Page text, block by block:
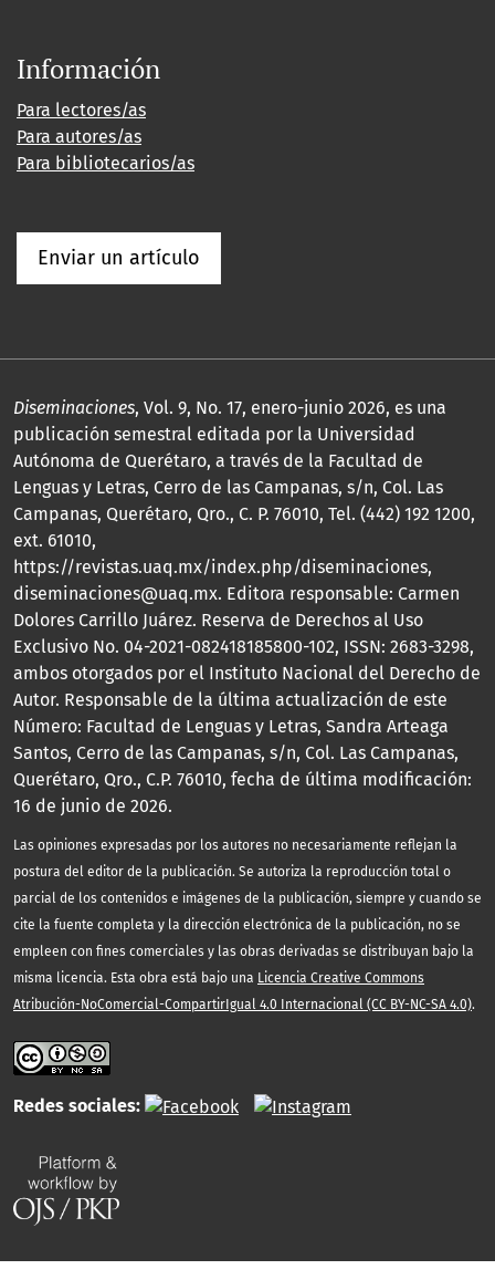
Información
Para lectores/as
Para autores/as
Para bibliotecarios/as
Enviar un artículo
Diseminaciones, Vol. 9, No. 17, enero-junio 2026, es una
publicación semestral editada por la Universidad
Autónoma de Querétaro, a través de la Facultad de
Lenguas y Letras, Cerro de las Campanas, s/n, Col. Las
Campanas, Querétaro, Qro., C. P. 76010, Tel. (442) 192 1200,
ext. 61010,
https://revistas.uaq.mx/index.php/diseminaciones,
diseminaciones@uaq.mx. Editora responsable: Carmen
Dolores Carrillo Juárez. Reserva de Derechos al Uso
Exclusivo No. 04-2021-082418185800-102, ISSN: 2683-3298,
ambos otorgados por el Instituto Nacional del Derecho de
Autor. Responsable de la última actualización de este
Número: Facultad de Lenguas y Letras, Sandra Arteaga
Santos, Cerro de las Campanas, s/n, Col. Las Campanas,
Querétaro, Qro., C.P. 76010, fecha de última modificación:
16 de junio de 2026.
Las opiniones expresadas por los autores no necesariamente reflejan la
postura del editor de la publicación. Se autoriza la reproducción total o
parcial de los contenidos e imágenes de la publicación, siempre y cuando se
cite la fuente completa y la dirección electrónica de la publicación, no se
empleen con fines comerciales y las obras derivadas se distribuyan bajo la
misma licencia. Esta obra está bajo una Licencia Creative Commons
Atribución-NoComercial-CompartirIgual 4.0 Internacional (CC BY-NC-SA 4.0).
Redes sociales: